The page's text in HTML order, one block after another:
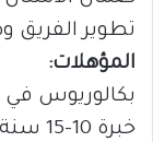
تطوير الفريق
المؤهلات:
بكالوريوس في
خبرة 10-15 سنة في إدارة التطبيقات.